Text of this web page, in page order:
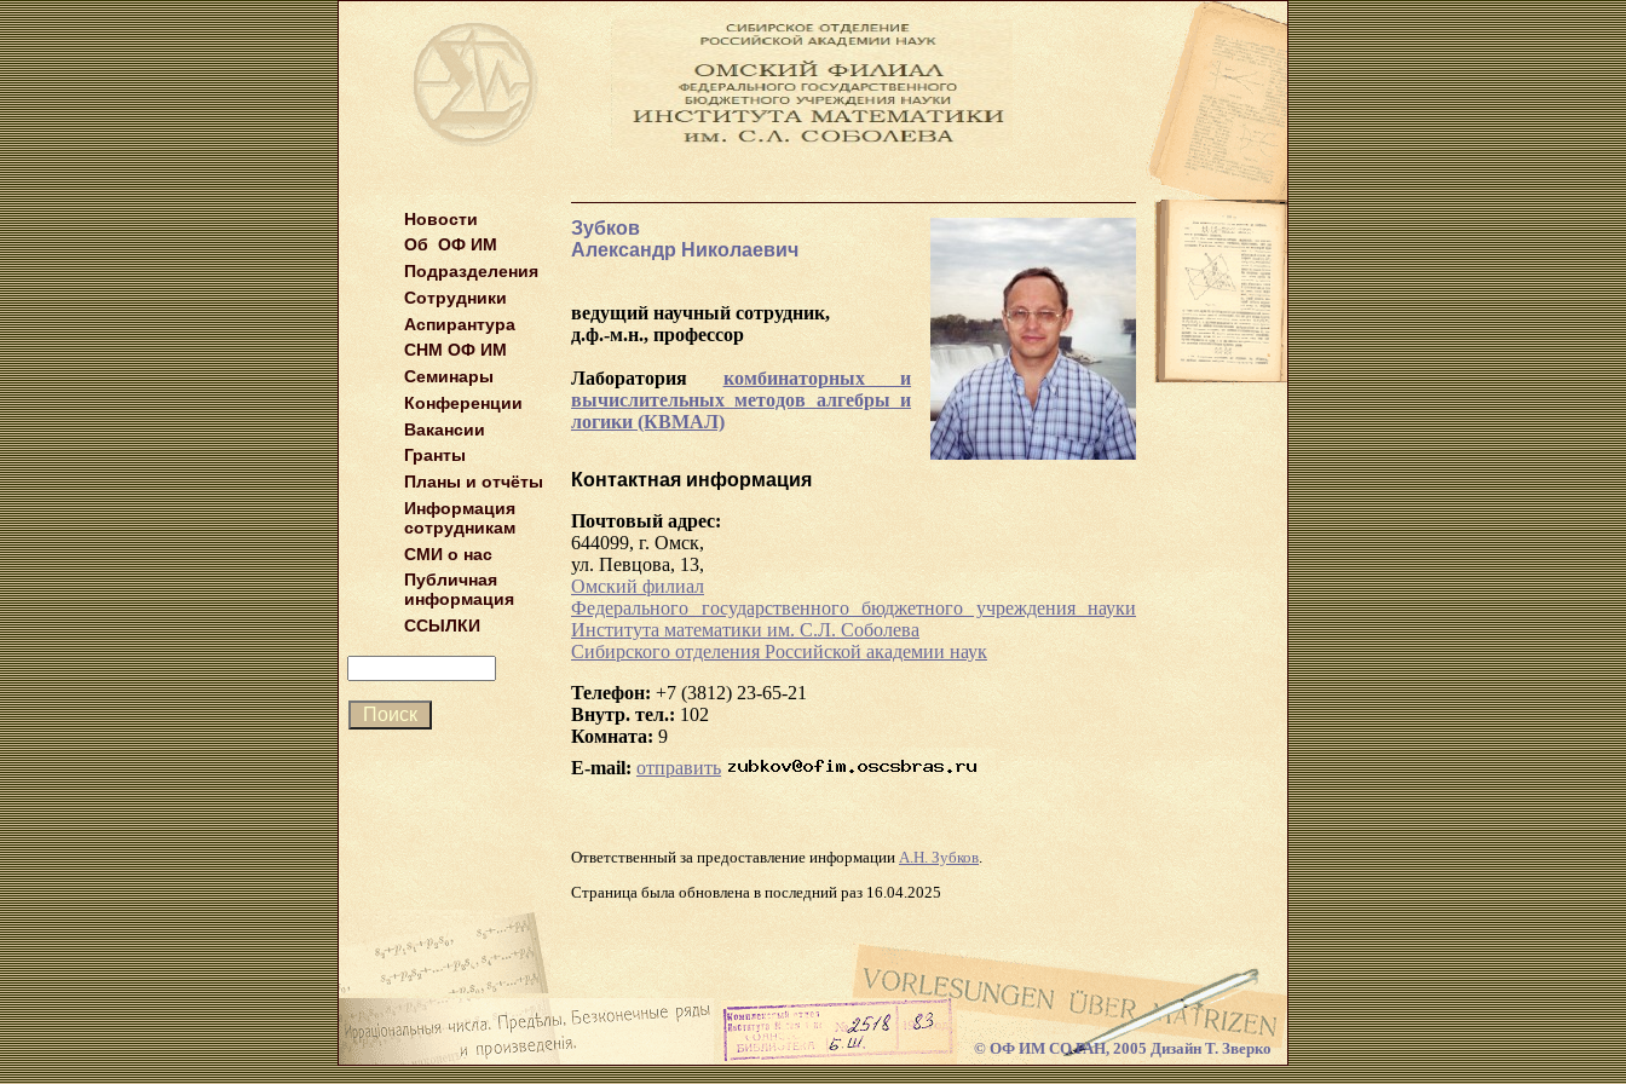
Новости
Об ОФ ИМ
Подразделения
Сотрудники
Аспирантура
СНМ ОФ ИМ
Семинары
Конференции
Вакансии
Гранты
Планы и отчёты
Информация
сотрудникам
СМИ о нас
Публичная
информация
ССЫЛКИ
Зубков
Александр Николаевич
ведущий научный сотрудник,
д.ф.-м.н., профессор
Лаборатория комбинаторных и
вычислительных методов алгебры и
логики (КВМАЛ)
Контактная информация
Почтовый адрес:
644099, г. Омск,
ул. Певцова, 13,
Омский филиал
Федерального государственного бюджетного учреждения науки
Института математики им. С.Л. Соболева
Сибирского отделения Российской aкадемии наук
Телефон: +7 (3812) 23-65-21
Внутр. тел.: 102
Комната: 9
E-mail: отправить
Ответственный за предоставление информации А.Н. Зубков.
Страница была обновлена в последний раз 16.04.2025
© ОФ ИМ СО РАН, 2005 Дизайн Т. Зверко